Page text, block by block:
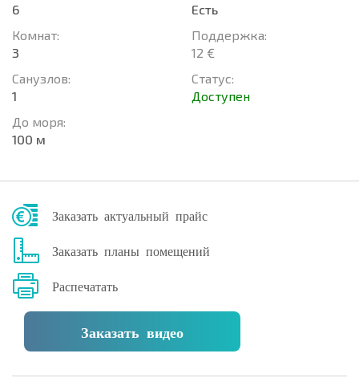
6
Комнат:
3
Санузлов:
1
До моря:
100 м
Есть
Поддержка:
12 €
Статус:
Доступен
Заказать актуальный прайс
Заказать планы помещений
Распечатать
Заказать видео